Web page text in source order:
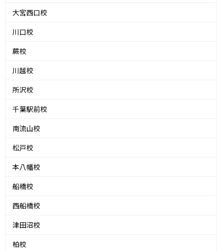
大宮西口校
川口校
蕨校
川越校
所沢校
千葉駅前校
南流山校
松戸校
本八幡校
船橋校
西船橋校
津田沼校
柏校